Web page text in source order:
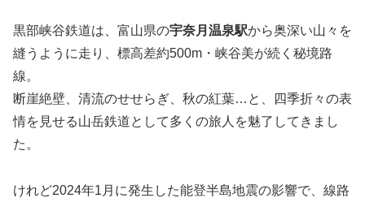
黒部峡谷鉄道は、富山県の宇奈月温泉駅から奥深い山々を
縫うように走り、標高差約500m・峡谷美が続く秘境路
線。
断崖絶壁、清流のせせらぎ、秋の紅葉…と、四季折々の表
情を見せる山岳鉄道として多くの旅人を魅了してきまし
た。
けれど2024年1月に発生した能登半島地震の影響で、線路